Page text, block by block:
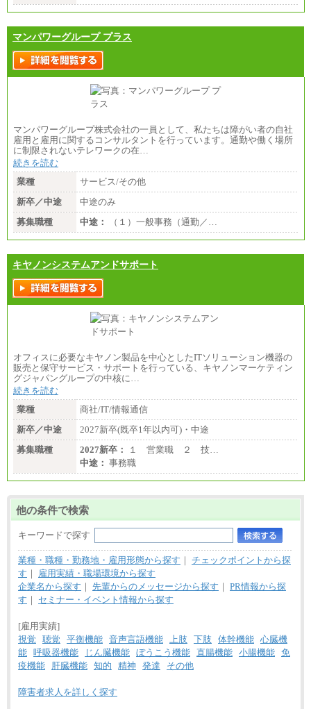
マンパワーグループ プラス
マンパワーグループ株式会社の一員として、私たちは障がい者の自社
雇用と雇用に関するコンサルタントを行っています。通勤や働く場所
に制限されないテレワークの在…
続きを読む
業種
サービス/その他
新卒／中途
中途のみ
募集職種
中途： （１）一般事務（通勤／…
キヤノンシステムアンドサポート
オフィスに必要なキヤノン製品を中心としたITソリューション機器の
販売と保守サービス・サポートを行っている、キヤノンマーケティン
グジャパングループの中核に…
続きを読む
業種
商社/IT/情報通信
新卒／中途
2027新卒(既卒1年以内可)・中途
募集職種
2027新卒：
１ 営業職 ２ 技…
中途： 事務職
他の条件で検索
キーワードで探す
業種・職種・勤務地・雇用形態から探す ｜ チェックポイントから探
す ｜
雇用実績・職場環境から探す
企業名から探す ｜ 先輩からのメッセージから探す ｜ PR情報から探
す ｜ セミナー・イベント情報から探す
[雇用実績]
視覚
聴覚 平衡機能 音声言語機能 上肢 下肢 体幹機能 心臓機
能 呼吸器機能 じん臓機能 ぼうこう機能 直腸機能 小腸機能 免
疫機能
肝臓機能 知的 精神 発達 その他
障害者求人を詳しく探す